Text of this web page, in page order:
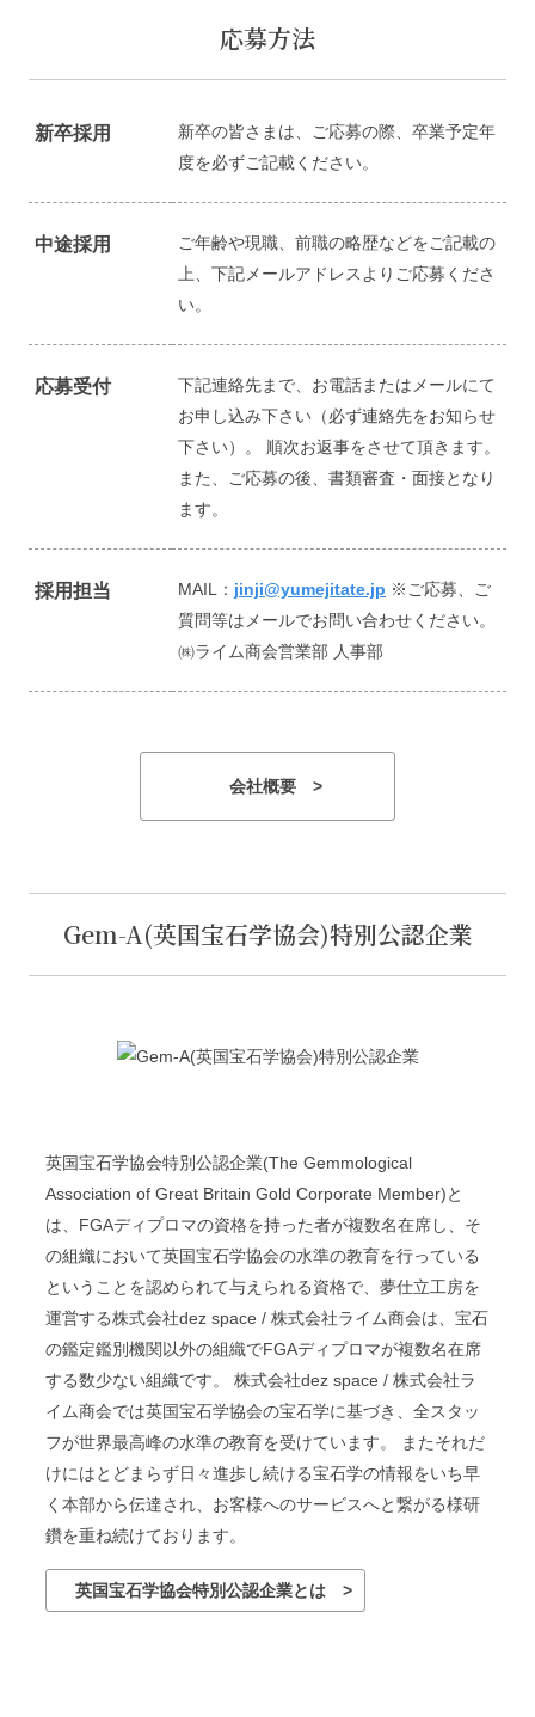
応募方法
新卒採用
新卒の皆さまは、ご応募の際、卒業予定年
度を必ずご記載ください。
中途採用
ご年齢や現職、前職の略歴などをご記載の
上、下記メールアドレスよりご応募くださ
い。
応募受付
下記連絡先まで、お電話またはメールにて
お申し込み下さい（必ず連絡先をお知らせ
下さい）。 順次お返事をさせて頂きます。
また、ご応募の後、書類審査・面接となり
ます。
採用担当 MAIL： jinji@yumejitate.jp ※ご応募、ご
質問等はメールでお問い合わせください。
㈱ライム商会営業部 人事部
会社概要 >
Gem-A(英国宝石学協会)特別公認企業
英国宝石学協会特別公認企業(The Gemmological
Association of Great Britain Gold Corporate Member)と
は、FGAディプロマの資格を持った者が複数名在席し、そ
の組織において英国宝石学協会の水準の教育を行っている
ということを認められて与えられる資格で、夢仕立工房を
運営する株式会社dez space / 株式会社ライム商会は、宝石
の鑑定鑑別機関以外の組織でFGAディプロマが複数名在席
する数少ない組織です。 株式会社dez space / 株式会社ラ
イム商会では英国宝石学協会の宝石学に基づき、全スタッ
フが世界最高峰の水準の教育を受けています。 またそれだ
けにはとどまらず日々進歩し続ける宝石学の情報をいち早
く本部から伝達され、お客様へのサービスへと繋がる様研
鑽を重ね続けております。
英国宝石学協会特別公認企業とは >